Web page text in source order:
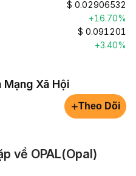
$ 0.02906532
+16.70%
$ 0.091201
+3.40%
Mạng Xã Hội
+Theo Dõi
về OPAL(Opal)